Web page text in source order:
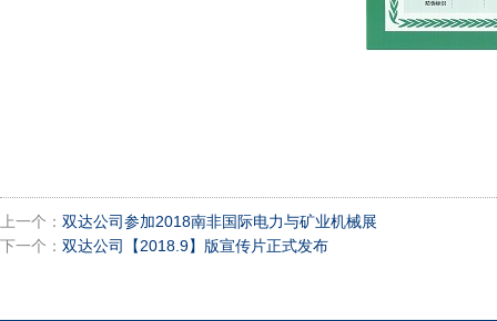
上一个： 双达公司参加2018南非国际电力与矿业机械展
下一个： 双达公司【2018.9】版宣传片正式发布